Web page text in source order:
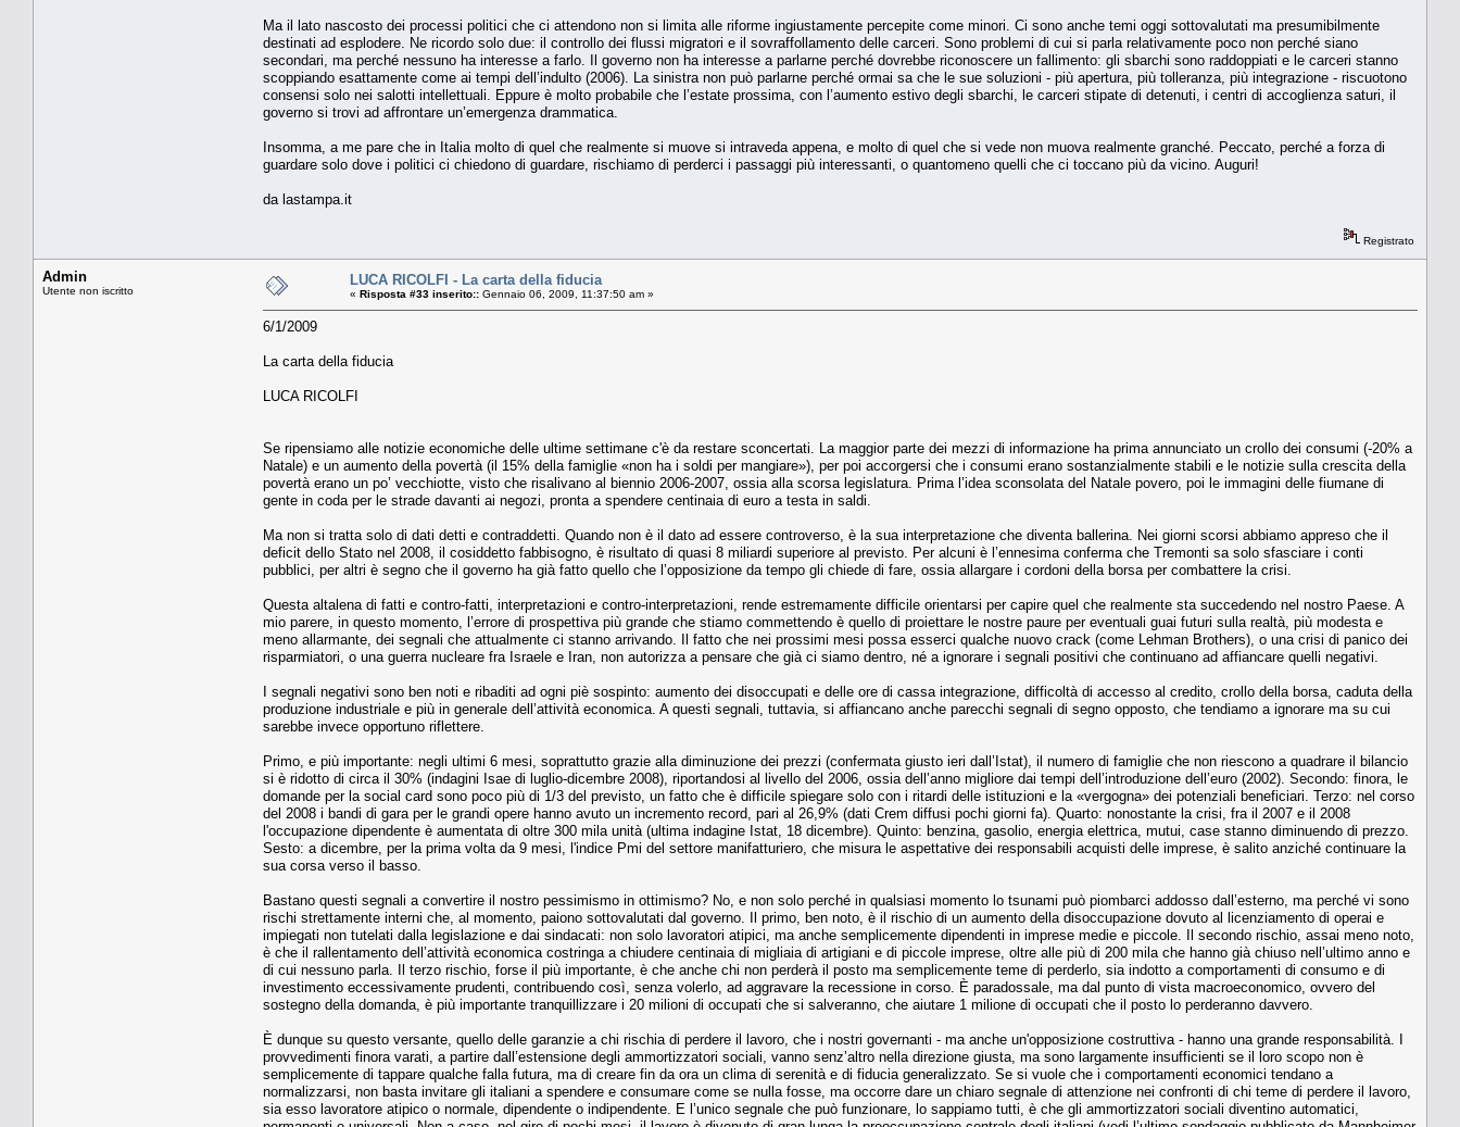
Ma il lato nascosto dei processi politici che ci attendono non si limita alle riforme ingiustamente percepite come minori. Ci sono anche temi oggi sottovalutati ma presumibilmente
destinati ad esplodere. Ne ricordo solo due: il controllo dei flussi migratori e il sovraffollamento delle carceri. Sono problemi di cui si parla relativamente poco non perché siano
secondari, ma perché nessuno ha interesse a farlo. Il governo non ha interesse a parlarne perché dovrebbe riconoscere un fallimento: gli sbarchi sono raddoppiati e le carceri stanno
scoppiando esattamente come ai tempi dell’indulto (2006). La sinistra non può parlarne perché ormai sa che le sue soluzioni - più apertura, più tolleranza, più integrazione - riscuotono
consensi solo nei salotti intellettuali. Eppure è molto probabile che l’estate prossima, con l’aumento estivo degli sbarchi, le carceri stipate di detenuti, i centri di accoglienza saturi, il
governo si trovi ad affrontare un’emergenza drammatica.
Insomma, a me pare che in Italia molto di quel che realmente si muove si intraveda appena, e molto di quel che si vede non muova realmente granché. Peccato, perché a forza di
guardare solo dove i politici ci chiedono di guardare, rischiamo di perderci i passaggi più interessanti, o quantomeno quelli che ci toccano più da vicino. Auguri!
da lastampa.it
Registrato
Admin
Utente non iscritto
LUCA RICOLFI - La carta della fiducia
« Risposta #33 inserito:: Gennaio 06, 2009, 11:37:50 am »
6/1/2009
La carta della fiducia
LUCA RICOLFI
Se ripensiamo alle notizie economiche delle ultime settimane c'è da restare sconcertati. La maggior parte dei mezzi di informazione ha prima annunciato un crollo dei consumi (-20% a
Natale) e un aumento della povertà (il 15% della famiglie «non ha i soldi per mangiare»), per poi accorgersi che i consumi erano sostanzialmente stabili e le notizie sulla crescita della
povertà erano un po’ vecchiotte, visto che risalivano al biennio 2006-2007, ossia alla scorsa legislatura. Prima l’idea sconsolata del Natale povero, poi le immagini delle fiumane di
gente in coda per le strade davanti ai negozi, pronta a spendere centinaia di euro a testa in saldi.
Ma non si tratta solo di dati detti e contraddetti. Quando non è il dato ad essere controverso, è la sua interpretazione che diventa ballerina. Nei giorni scorsi abbiamo appreso che il
deficit dello Stato nel 2008, il cosiddetto fabbisogno, è risultato di quasi 8 miliardi superiore al previsto. Per alcuni è l’ennesima conferma che Tremonti sa solo sfasciare i conti
pubblici, per altri è segno che il governo ha già fatto quello che l’opposizione da tempo gli chiede di fare, ossia allargare i cordoni della borsa per combattere la crisi.
Questa altalena di fatti e contro-fatti, interpretazioni e contro-interpretazioni, rende estremamente difficile orientarsi per capire quel che realmente sta succedendo nel nostro Paese. A
mio parere, in questo momento, l’errore di prospettiva più grande che stiamo commettendo è quello di proiettare le nostre paure per eventuali guai futuri sulla realtà, più modesta e
meno allarmante, dei segnali che attualmente ci stanno arrivando. Il fatto che nei prossimi mesi possa esserci qualche nuovo crack (come Lehman Brothers), o una crisi di panico dei
risparmiatori, o una guerra nucleare fra Israele e Iran, non autorizza a pensare che già ci siamo dentro, né a ignorare i segnali positivi che continuano ad affiancare quelli negativi.
I segnali negativi sono ben noti e ribaditi ad ogni piè sospinto: aumento dei disoccupati e delle ore di cassa integrazione, difficoltà di accesso al credito, crollo della borsa, caduta della
produzione industriale e più in generale dell’attività economica. A questi segnali, tuttavia, si affiancano anche parecchi segnali di segno opposto, che tendiamo a ignorare ma su cui
sarebbe invece opportuno riflettere.
Primo, e più importante: negli ultimi 6 mesi, soprattutto grazie alla diminuzione dei prezzi (confermata giusto ieri dall’Istat), il numero di famiglie che non riescono a quadrare il bilancio
si è ridotto di circa il 30% (indagini Isae di luglio-dicembre 2008), riportandosi al livello del 2006, ossia dell’anno migliore dai tempi dell’introduzione dell’euro (2002). Secondo: finora, le
domande per la social card sono poco più di 1/3 del previsto, un fatto che è difficile spiegare solo con i ritardi delle istituzioni e la «vergogna» dei potenziali beneficiari. Terzo: nel corso
del 2008 i bandi di gara per le grandi opere hanno avuto un incremento record, pari al 26,9% (dati Crem diffusi pochi giorni fa). Quarto: nonostante la crisi, fra il 2007 e il 2008
l'occupazione dipendente è aumentata di oltre 300 mila unità (ultima indagine Istat, 18 dicembre). Quinto: benzina, gasolio, energia elettrica, mutui, case stanno diminuendo di prezzo.
Sesto: a dicembre, per la prima volta da 9 mesi, l'indice Pmi del settore manifatturiero, che misura le aspettative dei responsabili acquisti delle imprese, è salito anziché continuare la
sua corsa verso il basso.
Bastano questi segnali a convertire il nostro pessimismo in ottimismo? No, e non solo perché in qualsiasi momento lo tsunami può piombarci addosso dall’esterno, ma perché vi sono
rischi strettamente interni che, al momento, paiono sottovalutati dal governo. Il primo, ben noto, è il rischio di un aumento della disoccupazione dovuto al licenziamento di operai e
impiegati non tutelati dalla legislazione e dai sindacati: non solo lavoratori atipici, ma anche semplicemente dipendenti in imprese medie e piccole. Il secondo rischio, assai meno noto,
è che il rallentamento dell’attività economica costringa a chiudere centinaia di migliaia di artigiani e di piccole imprese, oltre alle più di 200 mila che hanno già chiuso nell’ultimo anno e
di cui nessuno parla. Il terzo rischio, forse il più importante, è che anche chi non perderà il posto ma semplicemente teme di perderlo, sia indotto a comportamenti di consumo e di
investimento eccessivamente prudenti, contribuendo così, senza volerlo, ad aggravare la recessione in corso. È paradossale, ma dal punto di vista macroeconomico, ovvero del
sostegno della domanda, è più importante tranquillizzare i 20 milioni di occupati che si salveranno, che aiutare 1 milione di occupati che il posto lo perderanno davvero.
È dunque su questo versante, quello delle garanzie a chi rischia di perdere il lavoro, che i nostri governanti - ma anche un'opposizione costruttiva - hanno una grande responsabilità. I
provvedimenti finora varati, a partire dall’estensione degli ammortizzatori sociali, vanno senz’altro nella direzione giusta, ma sono largamente insufficienti se il loro scopo non è
semplicemente di tappare qualche falla futura, ma di creare fin da ora un clima di serenità e di fiducia generalizzato. Se si vuole che i comportamenti economici tendano a
normalizzarsi, non basta invitare gli italiani a spendere e consumare come se nulla fosse, ma occorre dare un chiaro segnale di attenzione nei confronti di chi teme di perdere il lavoro,
sia esso lavoratore atipico o normale, dipendente o indipendente. E l’unico segnale che può funzionare, lo sappiamo tutti, è che gli ammortizzatori sociali diventino automatici,